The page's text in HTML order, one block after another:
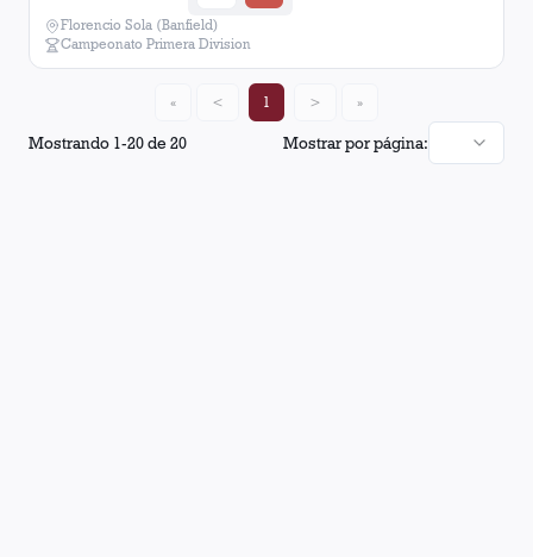
Florencio Sola (Banfield)
Campeonato Primera Division
Mostrando 1-20de20 Mostrar por página:
« < 1 > »